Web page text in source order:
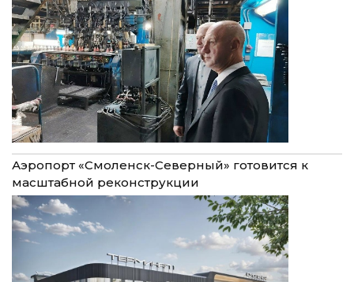
Аэропорт «Смоленск-Северный» готовится к
масштабной реконструкции